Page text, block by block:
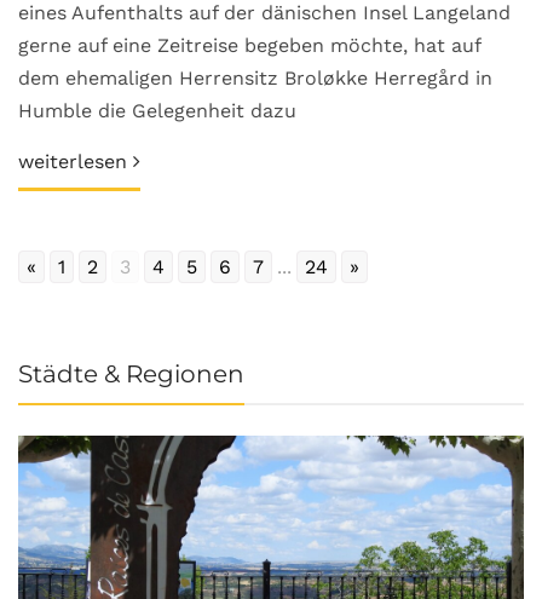
eines Aufenthalts auf der dänischen Insel Langeland
gerne auf eine Zeitreise begeben möchte, hat auf
dem ehemaligen Herrensitz Broløkke Herregård in
Humble die Gelegenheit dazu
weiterlesen
« 1 2 3 4 5 6 7 ... 24 »
Städte & Regionen